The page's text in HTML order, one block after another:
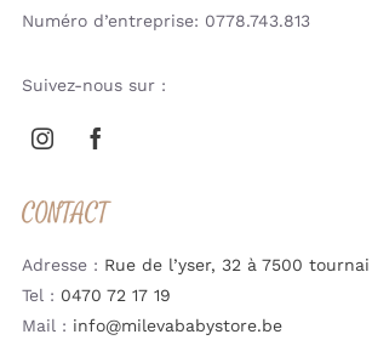
Numéro d’entreprise: 0778.743.813
Suivez-nous sur :
CONTACT
Adresse : Rue de l’yser, 32 à 7500 tournai
Tel : 0470 72 17 19
Mail : info@milevababystore.be